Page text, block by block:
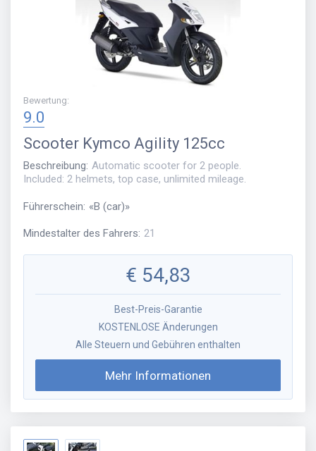
Bewertung:
9.0
Scooter Kymco Agility 125cc
Beschreibung: Automatic scooter for 2 people.
Included: 2 helmets, top case, unlimited mileage.
Führerschein: «B (car)»
Mindestalter des Fahrers: 21
€ 54,83
Best-Preis-Garantie
KOSTENLOSE Änderungen
Alle Steuern und Gebühren enthalten
Mehr Informationen